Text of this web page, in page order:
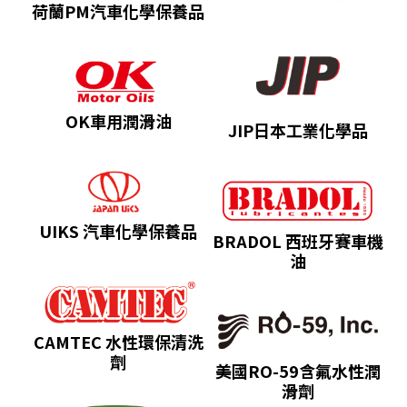
荷蘭PM汽車化學保養品
JIP日本工業化學品
OK車用潤滑油
UIKS 汽車化學保養品
BRADOL 西班牙賽車機
油
CAMTEC 水性環保清洗
劑
美國RO-59含氟水性潤
滑劑